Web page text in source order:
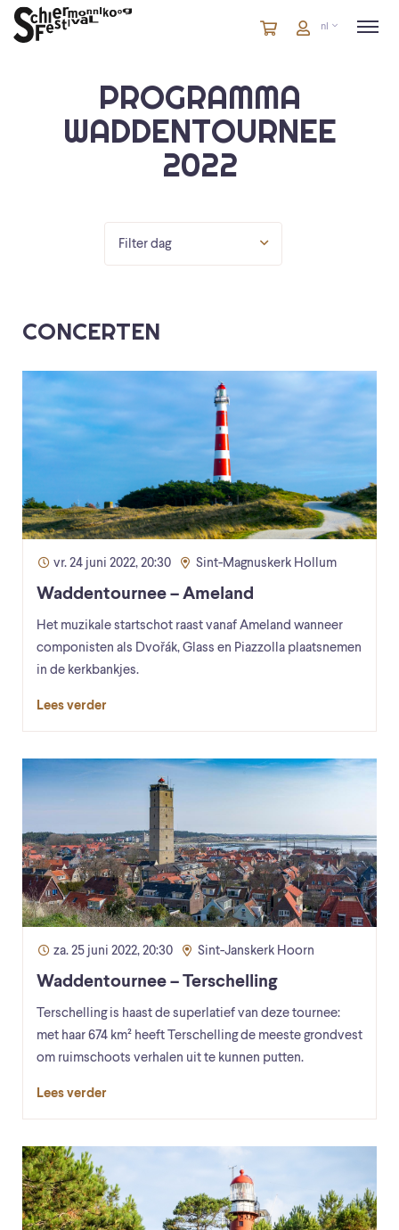
Winkelmandje
artikelen
Account
nl
PROGRAMMA
WADDENTOURNEE
2022
Filter dag
CONCERTEN
vr. 24 juni 2022, 20:30 Sint-Magnuskerk Hollum
Waddentournee – Ameland
Het muzikale startschot raast vanaf Ameland wanneer
componisten als Dvořák, Glass en Piazzolla plaatsnemen
in de kerkbankjes.
Lees verder
za. 25 juni 2022, 20:30 Sint-Janskerk Hoorn
Waddentournee – Terschelling
Terschelling is haast de superlatief van deze tournee:
met haar 674 km² heeft Terschelling de meeste grondvest
om ruimschoots verhalen uit te kunnen putten.
Lees verder